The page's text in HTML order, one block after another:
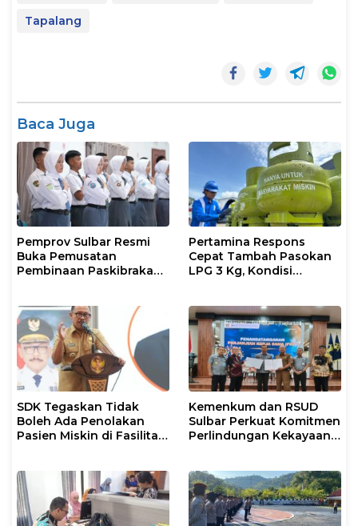
Tapalang
Baca Juga
Pemprov Sulbar Resmi
Buka Pemusatan
Pembinaan Paskibraka
Pertamina Respons
Cepat Tambah Pasokan
LPG 3 Kg, Kondisi
SDK Tegaskan Tidak
Boleh Ada Penolakan
Pasien Miskin di Fasilitas
Kemenkum dan RSUD
Sulbar Perkuat Komitmen
Perlindungan Kekayaan